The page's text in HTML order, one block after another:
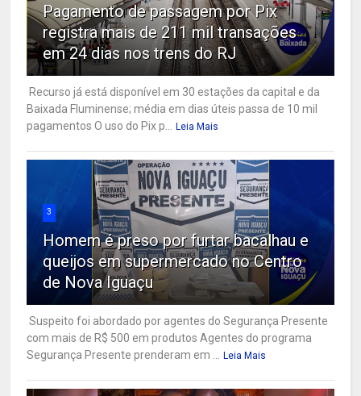
Pagamento de passagem por Pix
registra mais de 211 mil transações
em 24 dias nos trens do RJ
Recurso já está disponível em 30 estações da capital e da
Baixada Fluminense; média em dias úteis passa de 10 mil
pagamentos O uso do Pix p...
Leia Mais
3
Homem é preso por furtar bacalhau e
queijos em supermercado no Centro
de Nova Iguaçu
Suspeito foi abordado por agentes do Segurança Presente
com mais de R$ 500 em produtos Agentes do programa
Segurança Presente prenderam em ...
Leia Mais